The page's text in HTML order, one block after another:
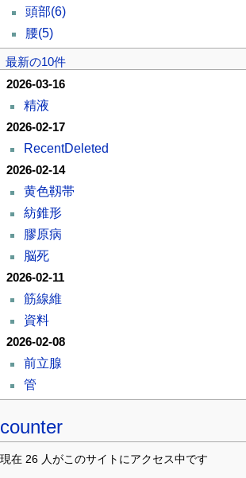
頭部(6)
腰(5)
最新の10件
2026-03-16
精液
2026-02-17
RecentDeleted
2026-02-14
黄色靱帯
紡錐形
膠原病
脳死
2026-02-11
筋線維
資料
2026-02-08
前立腺
管
counter
現在 26 人がこのサイトにアクセス中です